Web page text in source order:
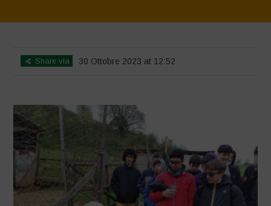
Share via 30 Ottobre 2023 at 12:52